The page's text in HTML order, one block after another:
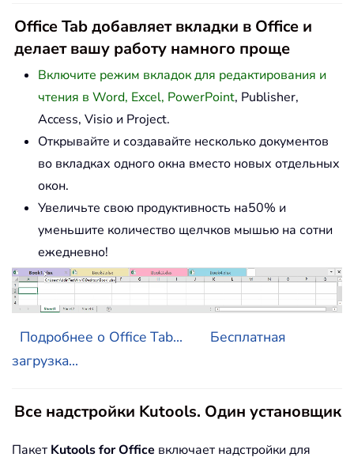
Office Tab добавляет вкладки в Office и
делает вашу работу намного проще
Включите режим вкладок для редактирования и
чтения в Word, Excel, PowerPoint, Publisher,
Access, Visio и Project.
Открывайте и создавайте несколько документов
во вкладках одного окна вместо новых отдельных
окон.
Увеличьте свою продуктивность на50% и
уменьшите количество щелчков мышью на сотни
ежедневно!
Подробнее о Office Tab...
Бесплатная
загрузка...
Все надстройки Kutools. Один установщик
Пакет Kutools for Office включает надстройки для